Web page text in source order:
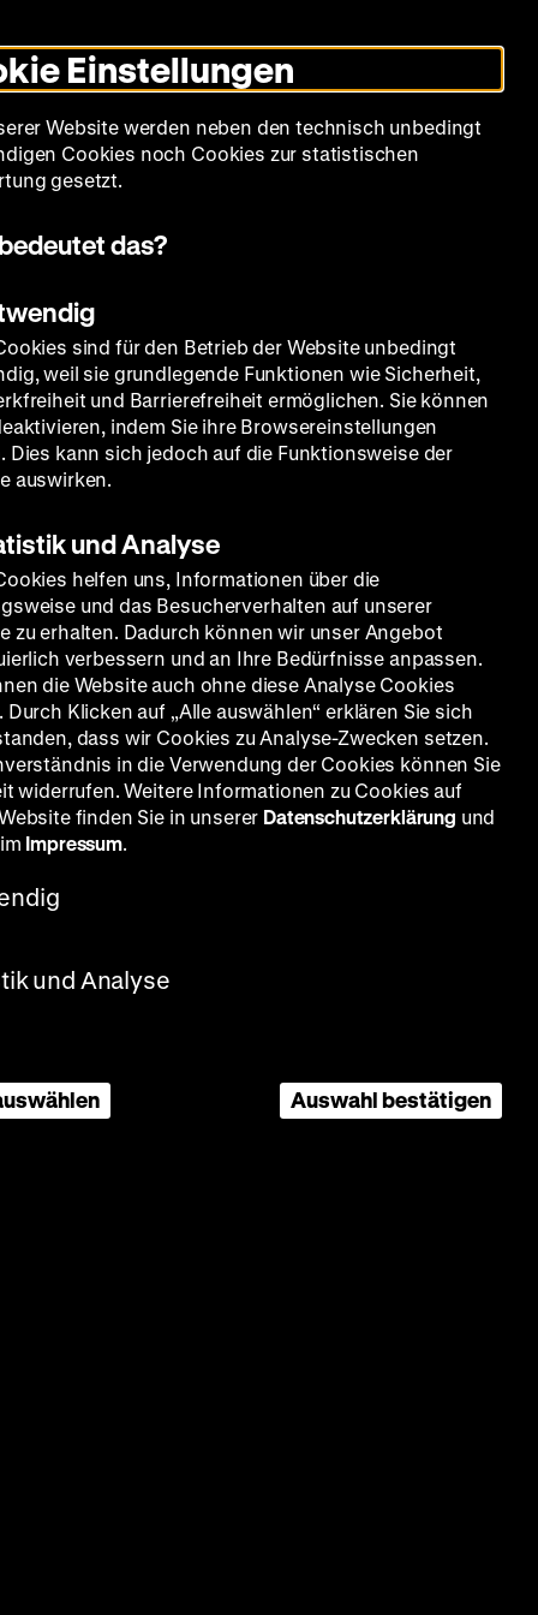
Modus
umschalten
Sprache
Filmreihen Über uns
Maximilian Schell, Richard
Filme
Einstellungen
Website werden neben den technisch unbedingt
Cookies noch Cookies zur statistischen
gesetzt.
das?
sind für den Betrieb der Website unbedingt
weil sie grundlegende Funktionen wie Sicherheit,
und Barrierefreiheit ermöglichen. Sie können
indem Sie ihre Browsereinstellungen
Dies kann sich jedoch auf die Funktionsweise der
auswirken.
und Analyse
helfen uns, Informationen über die
und das Besucherverhalten auf unserer
zu erhalten. Dadurch können wir unser Angebot
verbessern und an Ihre Bedürfnisse anpassen.
die Website auch ohne diese Analyse Cookies
Durch Klicken auf „Alle auswählen“ erklären Sie sich
dass wir Cookies zu Analyse-Zwecken setzen.
in die Verwendung der Cookies können Sie
widerrufen. Weitere Informationen zu Cookies auf
finden Sie in unserer Datenschutzerklärung und
Impressum.
und Analyse
Auswahl bestätigen